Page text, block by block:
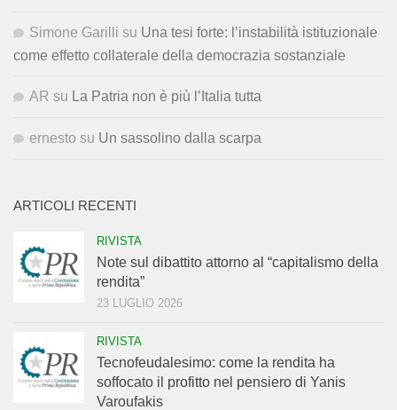
Simone Garilli su Una tesi forte: l’instabilità istituzionale
come effetto collaterale della democrazia sostanziale
AR su La Patria non è più l’Italia tutta
ernesto su Un sassolino dalla scarpa
ARTICOLI RECENTI
RIVISTA
Note sul dibattito attorno al “capitalismo della
rendita”
23 LUGLIO 2026
RIVISTA
Tecnofeudalesimo: come la rendita ha
soffocato il profitto nel pensiero di Yanis
Varoufakis